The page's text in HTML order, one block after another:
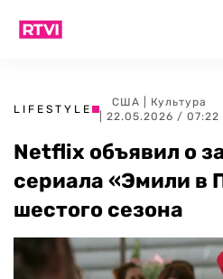
LIFESTYLE
США
Культура
| 22.05.2026 / 07:22
Netflix объявил о
сериала «Эмили в
шестого сезона